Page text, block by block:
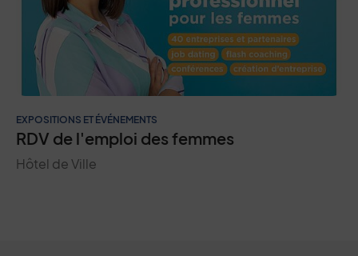
EXPOSITIONS ET ÉVÉNEMENTS
RDV de l'emploi des femmes
Hôtel de Ville